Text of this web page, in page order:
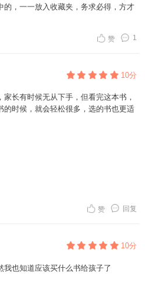
的图书存在中西方差异吧！大部分中
的孩子指望他们能读什么书啊？尤其
这么想的，当时刚刚接触纸板书、布书
解了，挂图的直面视觉效果和纸板书
的。当然，这也源于这类图书在国内引
荐的绘本觉得值得爸爸妈妈给孩子网
应该是每位宝宝书架的必备图书。
里面有著名的儿童阅读推广人阿甲针对
网络书店已经找不到踪迹了。
环境》
的，一一放入收藏夹，务求必得，方才
让孩子错过！
言，便令人肃然起敬！不算找书的过
看，选书，远不是读完那么简单啊。同
的书单，虽然只是谦逊地做成附录放在
和心血。
无数找书者节省的时间。所以，我说
，如果你忙到没有足够的时间去为孩
次专门为推荐一本书写这么长的评论。
1
赞
10分
长有时候无从下手，但看完这本书，
的时候，就会轻松很多，选的书也更适
回复
赞
10分
也知道应该买什么书给孩子了